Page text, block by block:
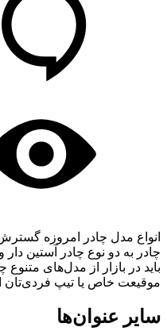
انواع مدل چادر امروزه
چادر به دو نوع چادر آستین
باید در بازار از مدل‌های
موقیعت خاص یا تیپ فردی‌تان
سایر عنوان‌ها